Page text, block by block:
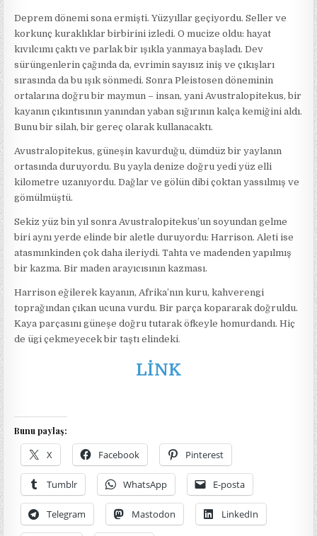
Deprem dönemi sona ermişti. Yüzyıllar geçiyordu. Seller ve
korkunç kuraklıklar birbirini izledi. O mucize oldu: hayat
kıvılcımı çaktı ve parlak bir ışıkla yanmaya başladı. Dev
sürüngenlerin çağında da, evrimin sayısız iniş ve çıkışları
sırasında da bu ışık sönmedi. Sonra Pleistosen döneminin
ortalarına doğru bir maymun – insan, yani Avustralopitekus, bir
kayanın çıkıntısının yanından yaban sığırının kalça kemiğini aldı.
Bunu bir silah, bir gereç olarak kullanacaktı.
Avustralopitekus, güneşin kavurduğu, dümdüz bir yaylanın
ortasında duruyordu. Bu yayla denize doğru yedi yüz elli
kilometre uzanıyordu. Dağlar ve gölün dibi çoktan yassılmış ve
gömülmüştü.
Sekiz yüz bin yıl sonra Avustralopitekus’un soyundan gelme
biri aynı yerde elinde bir aletle duruyordu: Harrison. Aleti ise
atasmınkinden çok daha ileriydi. Tahta ve madenden yapılmış
bir kazma. Bir maden arayıcısının kazması.
Harrison eğilerek kayanın, Afrika’nın kuru, kahverengi
toprağından çıkan ucuna vurdu. Bir parça kopararak doğruldu.
Kaya parçasını güneşe doğru tutarak öfkeyle homurdandı. Hiç
de ügi çekmeyecek bir taştı elindeki.
LİNK
Bunu paylaş:
X Facebook Pinterest
Tumblr WhatsApp E-posta
Telegram Mastodon LinkedIn